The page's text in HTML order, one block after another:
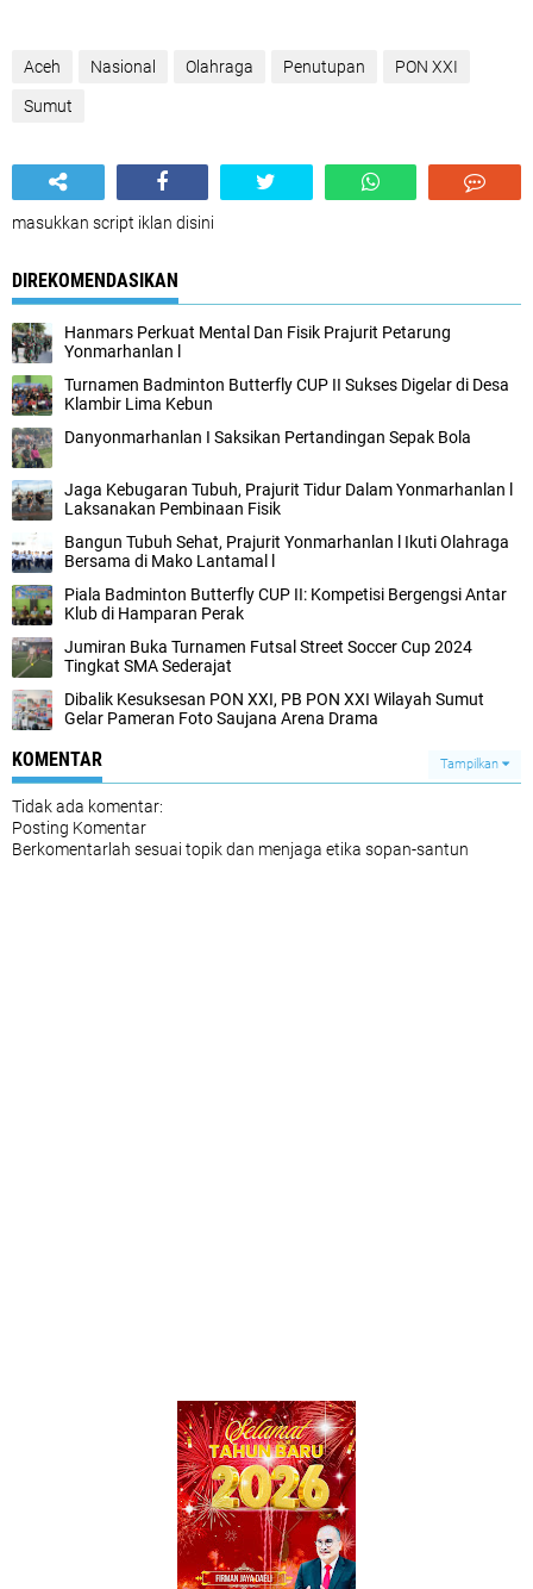
Aceh Nasional Olahraga Penutupan PON XXI
Sumut
masukkan script iklan disini
DIREKOMENDASIKAN
Hanmars Perkuat Mental Dan Fisik Prajurit Petarung
Yonmarhanlan l
Turnamen Badminton Butterfly CUP II Sukses Digelar di Desa
Klambir Lima Kebun
Danyonmarhanlan I Saksikan Pertandingan Sepak Bola
Jaga Kebugaran Tubuh, Prajurit Tidur Dalam Yonmarhanlan l
Laksanakan Pembinaan Fisik
Bangun Tubuh Sehat, Prajurit Yonmarhanlan l Ikuti Olahraga
Bersama di Mako Lantamal l
Piala Badminton Butterfly CUP II: Kompetisi Bergengsi Antar
Klub di Hamparan Perak
Jumiran Buka Turnamen Futsal Street Soccer Cup 2024
Tingkat SMA Sederajat
Dibalik Kesuksesan PON XXI, PB PON XXI Wilayah Sumut
Gelar Pameran Foto Saujana Arena Drama
KOMENTAR Tampilkan
Tidak ada komentar:
Posting Komentar
Berkomentarlah sesuai topik dan menjaga etika sopan-santun